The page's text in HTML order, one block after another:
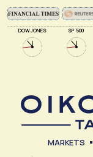
DOW JONES SP 500
MARKETS